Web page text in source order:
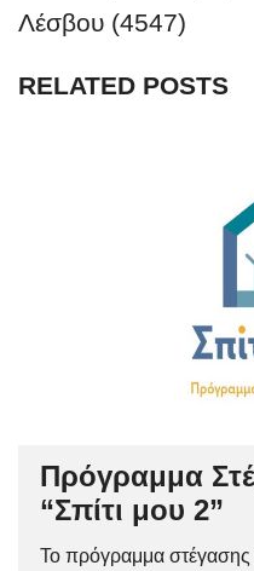
Λέσβου (4547)
RELATED POSTS
Πρόγραμμα
“Σπίτι μου 2”
Το πρόγραμμα